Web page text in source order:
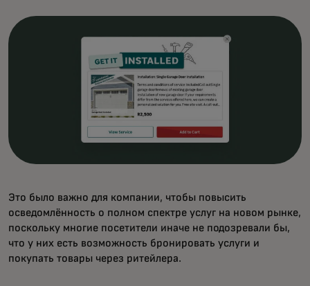
Это было важно для компании, чтобы повысить
осведомлённость о полном спектре услуг на новом рынке,
поскольку многие посетители иначе не подозревали бы,
что у них есть возможность бронировать услуги и
покупать товары через ритейлера.